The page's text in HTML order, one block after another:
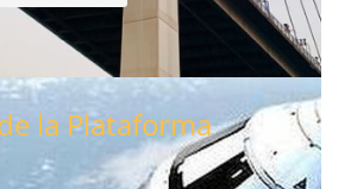
la Plataforma